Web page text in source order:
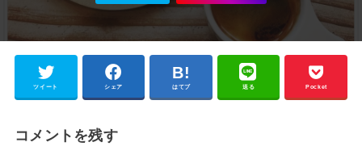
ツイート シェア はてブ 送る Pocket
コメントを残す